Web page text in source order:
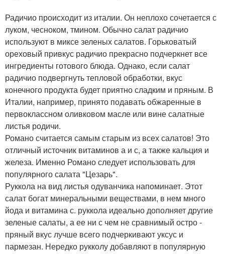
Радичио происходит из италии. Он неплохо сочетается с
луком, чесноком, тмином. Обычно салат радичио
используют в миксе зеленых салатов. Горьковатый
ореховый привкус радичио прекрасно подчеркнет все
ингредиенты готового блюда. Однако, если салат
радичио подвергнуть тепловой обработки, вкус
конечного продукта будет приятно сладким и пряным. В
Италии, например, принято подавать обжаренные в
первоклассном оливковом масле или вине салатные
листья родичи.
Романо считается самым старым из всех салатов! Это
отличный источник витаминов а и с, а также кальция и
железа. Именно Романо следует использовать для
популярного салата "Цезарь".
Руккола на вид листья одуванчика напоминает. Этот
салат богат минеральными веществами, в нем много
йода и витамина с. руккола идеально дополняет другие
зеленые салаты, а ее ни с чем не сравнимый остро -
пряный вкус лучше всего подчеркивают уксус и
пармезан. Нередко рукколу добавляют в популярную